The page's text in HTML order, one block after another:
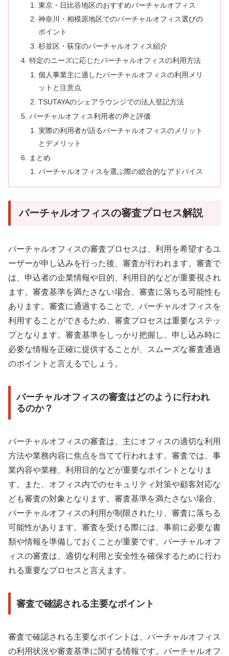
東京・日比谷地区のおすすめバーチャルオフィス
神奈川・相模原地区でのバーチャルオフィス選びの
ポイント
杉並区・荻窪のバーチャルオフィス紹介
特定のニーズに応じたバーチャルオフィスの利用方法
個人事業主に適したバーチャルオフィスの利用メリ
ットと注意点
TSUTAYAのシェアラウンジでの法人登記方法
バーチャルオフィス利用者の声と評価
実際の利用者が語るバーチャルオフィスのメリット
とデメリット
まとめ
バーチャルオフィスを選ぶ際の総合的なアドバイス
バーチャルオフィスの審査プロセス解説
バーチャルオフィスの審査プロセスは、利用を希望するユ
ーザーが申し込みを行った後、審査が行われます。審査で
は、申込者の企業情報や目的、利用目的などが重要視され
ます。審査基準を満たさない場合、審査に落ちる可能性も
あります。審査に通過することで、バーチャルオフィスを
利用することができるため、審査プロセスは重要なステッ
プとなります。審査基準をしっかり把握し、申し込み時に
必要な情報を正確に提供することが、スムーズな審査通過
のポイントと言えるでしょう。
バーチャルオフィスの審査はどのように行われ
るのか？
バーチャルオフィスの審査は、主にオフィスの適切な利用
方法や業務内容に焦点を当てて行われます。審査では、事
業内容や業種、利用目的などが重要なポイントとなりま
す。また、オフィス内でのセキュリティ対策や顧客対応な
ども審査の対象となります。審査基準を満たさない場合、
バーチャルオフィスの利用が制限されたり、審査に落ちる
可能性があります。審査を受ける際には、事前に必要な書
類や情報を準備しておくことが重要です。バーチャルオフ
ィスの審査は、適切な利用と安全性を確保するために行わ
れる重要なプロセスと言えます。
審査で確認される主要なポイント
審査で確認される主要なポイントは、バーチャルオフィス
の利用状況や審査基準に関する情報です。バーチャルオフ